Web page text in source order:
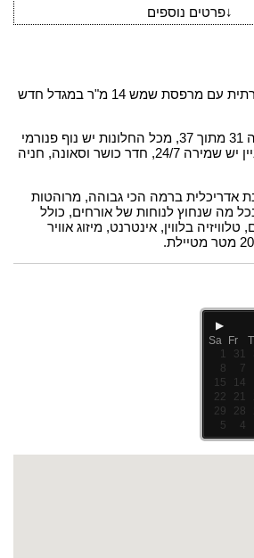
↓פרטים נוספים
דירת 3 חדרים הכי יוקרתית עם מרפסת שמש 14 מ"ר במגדל חדש
הדירה ממוקמת בקומה 31 מתוך 37, מכל החלונות יש נוף פנורמי
לים, פארק והעיר. בבניין יש שמירה 24/7, חדר כושר וסאונה, חניה
אדריכלית ברמה הכי גבוהה, מרוהטות
בכל מה שנחוץ לנוחות של אורחים, כולל
בלווין, אינטרנט, מיזוג אוויר
▶
Fr
Sa
31
1
7
8
14
15
21
22
28
29
4
5